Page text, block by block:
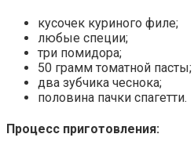
кусочек куриного филе;
любые специи;
три помидора;
50 грамм томатной пасты;
два зубчика чеснока;
половина пачки спагетти.
Процесс приготовления: